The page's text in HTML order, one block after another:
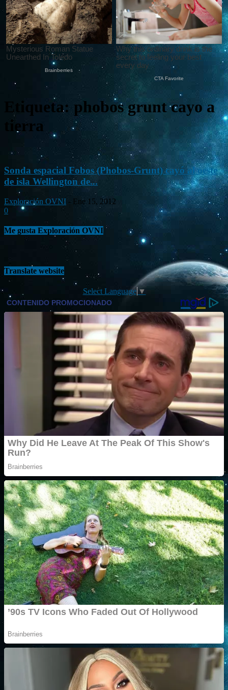
Etiqueta: phobos grunt cayo a
tierra
Sonda espacial Fobos (Phobos-Grunt) cayó al oeste
de isla Wellington de...
Exploración OVNI - Ene 15, 2012
0
Me gusta Exploración OVNI
Translate website
Select Language ▼